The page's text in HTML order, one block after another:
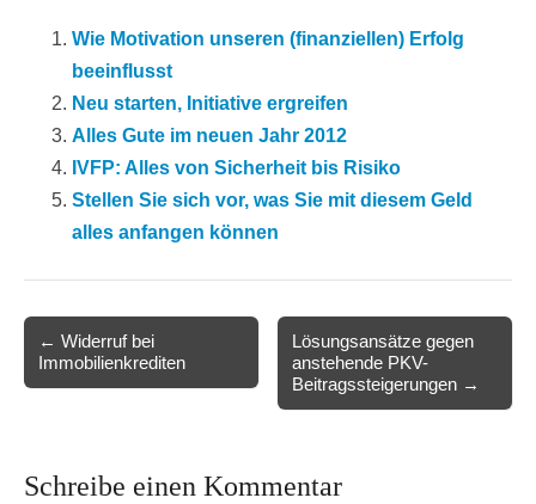
Wie Motivation unseren (finanziellen) Erfolg
beeinflusst
Neu starten, Initiative ergreifen
Alles Gute im neuen Jahr 2012
IVFP: Alles von Sicherheit bis Risiko
Stellen Sie sich vor, was Sie mit diesem Geld
alles anfangen können
Post
navigation
← Widerruf bei
Immobilienkrediten
Lösungsansätze gegen
anstehende PKV-
Beitragssteigerungen →
Schreibe einen Kommentar